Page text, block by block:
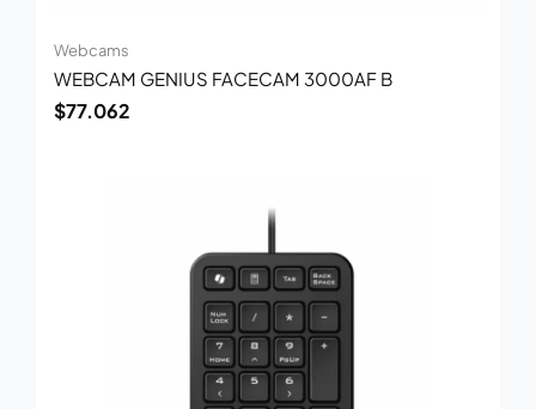
Webcams
WEBCAM GENIUS FACECAM 3000AF B
$77.062